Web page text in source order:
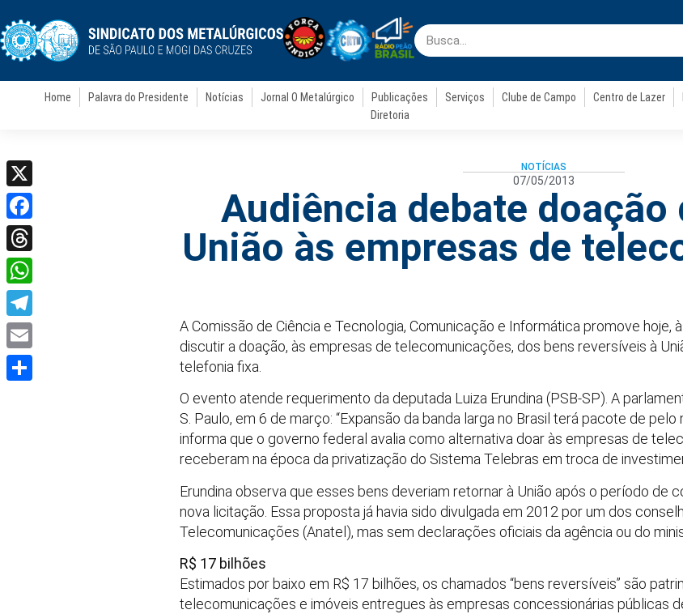
Home Palavra do Presidente Notícias Jornal O Metalúrgico Publicações Serviços Clube de Campo Centro de Lazer
Diretoria
NOTÍCIAS
07/05/2013
Audiência debate doação
União às empresas de
A Comissão de Ciência e Tecnologia, Comunicação e Informática promove hoje,
discutir a doação, às empresas de telecomunicações, dos bens reversíveis à
telefonia fixa.
O evento atende requerimento da deputada Luiza Erundina (PSB-SP). A
S. Paulo, em 6 de março: “Expansão da banda larga no Brasil terá pacote de
informa que o governo federal avalia como alternativa doar às empresas de
receberam na época da privatização do Sistema Telebras em troca de
Erundina observa que esses bens deveriam retornar à União após o período de
nova licitação. Essa proposta já havia sido divulgada em 2012 por um dos
Telecomunicações (Anatel), mas sem declarações oficiais da agência ou do
R$ 17 bilhões
Estimados por baixo em R$ 17 bilhões, os chamados “bens reversíveis” são
telecomunicações e imóveis entregues às empresas concessionárias públicas
X
Facebook
Threads
WhatsApp
Telegram
Email